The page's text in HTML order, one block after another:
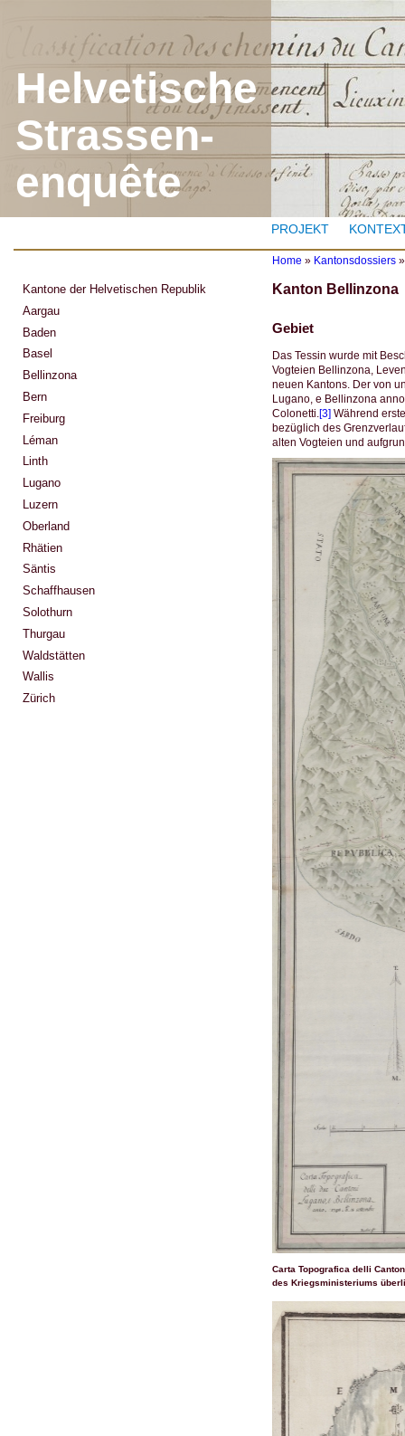
Helvetische
Strassen-
enquête
PROJEKT
Y
o
a
r
e
h
e
r
e
Home » Kantonsdossiers
Kanton Bellinzona
Gebiet
Das Tessin wurde mit
Vogteien Bellinzona,
neuen Kantons. Der von
Lugano, e Bellinzona
Colonetti. [3]Während
bezüglich des
alten Vogteien und
Carta Topografica delli
des Kriegsministeriums
Kantone der Helvetischen Republik
Aargau
Baden
Basel
Bellinzona
Bern
Freiburg
Léman
Linth
Lugano
Luzern
Oberland
Rhätien
Säntis
Schaffhausen
Solothurn
Thurgau
Waldstätten
Wallis
Zürich